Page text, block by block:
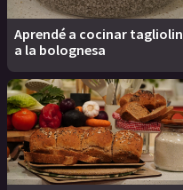
Aprendé a cocinar
a la bolognesa